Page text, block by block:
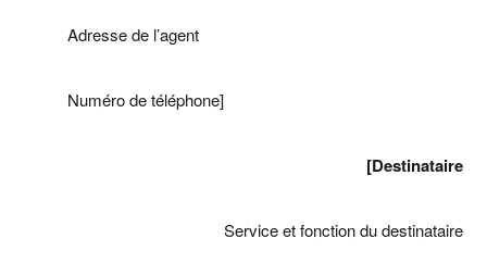
Adresse de l’agent
Numéro de téléphone]
[Destinataire
Service et fonction du destinataire